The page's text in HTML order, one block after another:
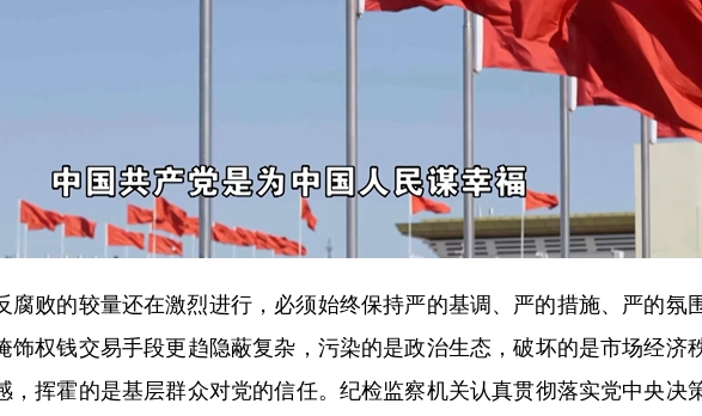
的较量还在激烈进行，必须始终保持严的基调、严的措施、严的氛
饰权钱交易手段更趋隐蔽复杂，污染的是政治生态，破坏的是市场经济
，挥霍的是基层群众对党的信任。纪检监察机关认真贯彻落实党中央决